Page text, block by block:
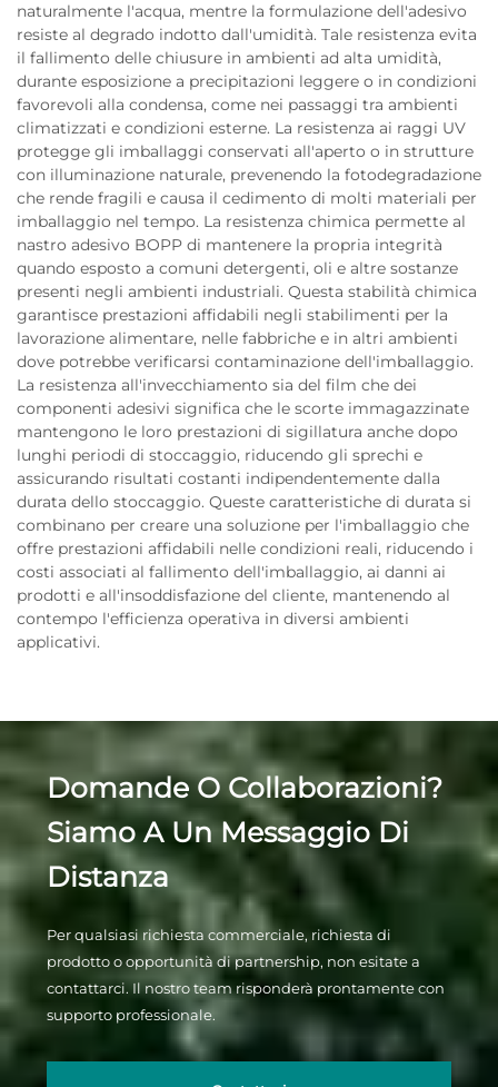
naturalmente l'acqua, mentre la formulazione dell'adesivo
resiste al degrado indotto dall'umidità. Tale resistenza evita
il fallimento delle chiusure in ambienti ad alta umidità,
durante esposizione a precipitazioni leggere o in condizioni
favorevoli alla condensa, come nei passaggi tra ambienti
climatizzati e condizioni esterne. La resistenza ai raggi UV
protegge gli imballaggi conservati all'aperto o in strutture
con illuminazione naturale, prevenendo la fotodegradazione
che rende fragili e causa il cedimento di molti materiali per
imballaggio nel tempo. La resistenza chimica permette al
nastro adesivo BOPP di mantenere la propria integrità
quando esposto a comuni detergenti, oli e altre sostanze
presenti negli ambienti industriali. Questa stabilità chimica
garantisce prestazioni affidabili negli stabilimenti per la
lavorazione alimentare, nelle fabbriche e in altri ambienti
dove potrebbe verificarsi contaminazione dell'imballaggio.
La resistenza all'invecchiamento sia del film che dei
componenti adesivi significa che le scorte immagazzinate
mantengono le loro prestazioni di sigillatura anche dopo
lunghi periodi di stoccaggio, riducendo gli sprechi e
assicurando risultati costanti indipendentemente dalla
durata dello stoccaggio. Queste caratteristiche di durata si
combinano per creare una soluzione per l'imballaggio che
offre prestazioni affidabili nelle condizioni reali, riducendo i
costi associati al fallimento dell'imballaggio, ai danni ai
prodotti e all'insoddisfazione del cliente, mantenendo al
contempo l'efficienza operativa in diversi ambienti
applicativi.
Domande O Collaborazioni?
Siamo A Un Messaggio Di
Distanza
Per qualsiasi richiesta commerciale, richiesta di
prodotto o opportunità di partnership, non esitate a
contattarci. Il nostro team risponderà prontamente con
supporto professionale.